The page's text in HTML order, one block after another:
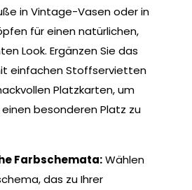
in Vintage-Vasen oder in
für einen natürlichen,
Look. Ergänzen Sie das
einfachen Stoffservietten
Platzkarten, um
besonderen Platz zu
Farbschemata:Wählen
das zu Ihrer